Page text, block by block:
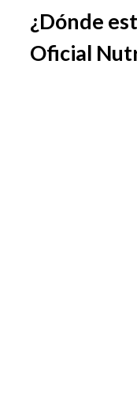
¿Dónde
Oficial